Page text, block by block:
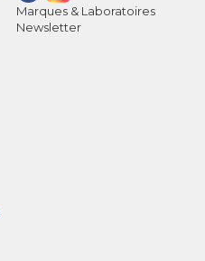
Marques & Laboratoires
Newsletter